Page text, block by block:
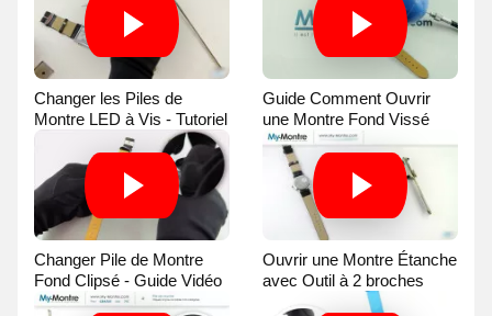
Changer les Piles de
Montre LED à Vis - Tutoriel
Vidéo
Guide Comment Ouvrir
une Montre Fond Vissé
avec une Balle
Changer Pile de Montre
Fond Clipsé - Guide Vidéo
Ouvrir une Montre Étanche
avec Outil à 2 broches